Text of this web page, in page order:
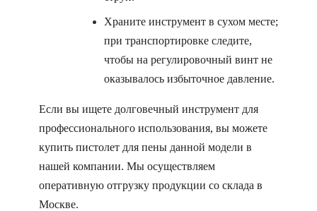
Храните инструмент в сухом месте;
при транспортировке следите,
чтобы на регулировочный винт не
оказывалось избыточное давление.
Если вы ищете долговечный инструмент для
профессионального использования, вы можете
купить пистолет для пены данной модели в
нашей компании. Мы осуществляем
оперативную отгрузку продукции со склада в
Москве.